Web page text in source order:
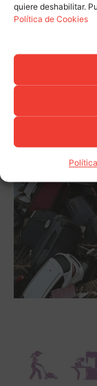
quiere deshabilitar.
Política de Cookies